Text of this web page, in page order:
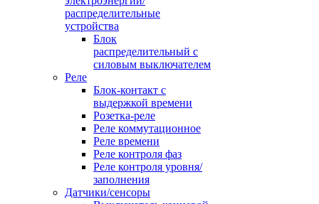
распределительные
устройства
Блок
распределительный с
силовым выключателем
Реле
Блок-контакт с
выдержкой времени
Розетка-реле
Реле коммутационное
Реле времени
Реле контроля фаз
Реле контроля уровня/
заполнения
Датчики/сенсоры